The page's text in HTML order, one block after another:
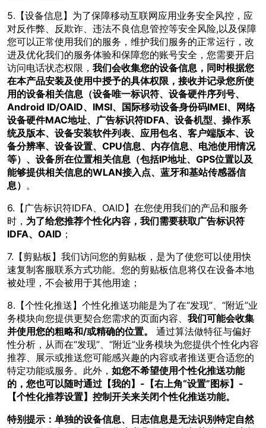
5.【设备信息】为了保障移动互联网应用业务安全风控，应
对反作弊、反欺诈、违法不良信息管控等安全风险,以及保障
您可以正常使用我们的服务，维护我们服务的正常运行，改
进及优化我们的服务体验和保障您的账号安全，您需要开启
访问电话状态权限， 我们会收集您的设备信息，同时根据您
在本产品安装及使用中授予的具体权限，接收并记录您所使
用的设备相关信息（设备唯一标识符、设备硬件序列号、
Android ID/OAID、IMSI、国际移动设备身份码IMEI、网络
设备硬件MAC地址、广告标识符IDFA、设备机型、操作系
统及版本、设备安装软件列表、应用包名、客户端版本、设
备分辨率、设备设置、CPU信息、内存信息、电池使用情况
等）、设备所在位置相关信息（包括IP地址、GPS位置以及
能够提供相关信息的WLAN接入点、蓝牙和基站传感器信
息） 。
6.【广告标识符IDFA、OAID】在您使用我们的产品和服务
时， 为了给您推荐个性化内容，我们需要获取广告标识符
IDFA、OAID ；
7.【剪贴板】我们访问您的剪贴板，是为了使您可以使用快
速复制客服联系方式功能。您的剪贴板信息将仅在设备本地
被处理，不会被用于其他用途；
8.【个性化推送】个性化推送功能是为了在“发现”、“附近”业
务模块向您提供更契合您需求的页面内容、 我们可能会收集
并使用您的粗略和/或精确的位置。
通过算法做特征与偏好
性分析，从而在“发现”、“附近”业务模块为您提供个性化内容
推荐、展示或推送您可能感兴趣的内容或者推送更合适您的
特定功能或服务。此外， 如您不希望使用个性化推送功能
的，您也可以随时通过【我的】-【右上角“设置”图标】-
【个性化推荐设置】控制开关来关闭个性化推送功能。
特别提示：单独的设备信息、日志信息是无法识别特定自然